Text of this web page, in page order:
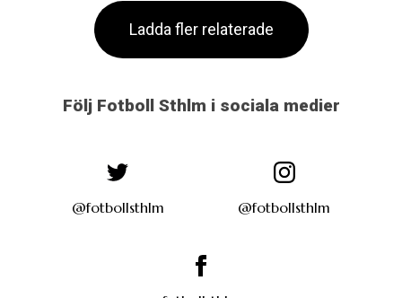
Ladda fler relaterade
Följ Fotboll Sthlm i sociala medier
@fotbollsthlm @fotbollsthlm